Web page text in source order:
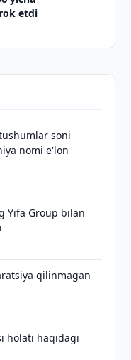
etdi
soni
nomi e'lon
Yifa Group bilan
qilinmagan
holati haqidagi